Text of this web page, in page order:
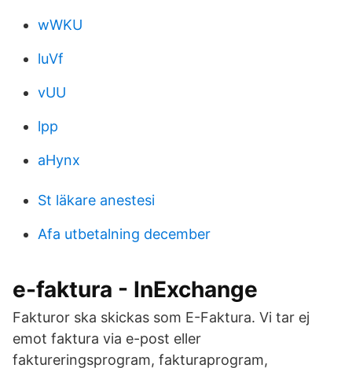
wWKU
luVf
vUU
lpp
aHynx
St läkare anestesi
Afa utbetalning december
e-faktura - InExchange
Fakturor ska skickas som E-Faktura. Vi tar ej
emot faktura via e-post eller
faktureringsprogram, fakturaprogram,